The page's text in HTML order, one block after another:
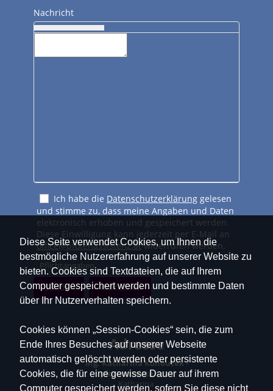
Diese Seite verwendet Cookies, um Ihnen die
bestmögliche Nutzererfahrung auf unserer Website zu
bieten. Cookies sind Textdateien, die auf Ihrem
Computer gespeichert werden und bestimmte Daten
über Ihr Nutzerverhalten speichern.
Cookies können „Session-Cookies“ sein, die zum
Ende Ihres Besuches auf unserer Webseite
automatisch gelöscht werden oder persistente
Cookies, die für eine gewisse Dauer auf ihrem
Computer gespeichert werden, sofern Sie diese nicht
Nachricht
Ich habe die Datenschutzerklärung gelesen
und stimme zu, dass meine Angaben und Daten
elektronisch erhoben und gespeichert werden.
Diese Einwilligung kann jederzeit per E-Mail an
office@pfotenassistenz.atwiderrufen werden. *
* Pflichtangaben
Senden Abbrechen
Adresse
Ing. Katharina Kohoutek -
pfotenassistenz.at
Katharina